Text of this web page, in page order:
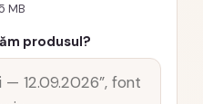
MB
produsul?